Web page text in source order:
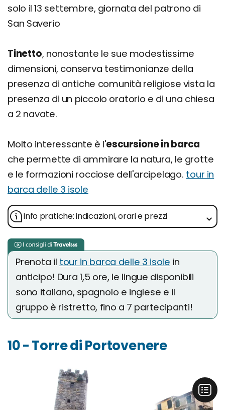
solo il 13 settembre, giornata del patrono di
San Saverio
Tinetto, nonostante le sue modestissime
dimensioni, conserva testimonianze della
presenza di antiche comunità religiose vista la
presenza di un piccolo oratorio e di una chiesa
a 2 navate.
Molto interessante è l'escursione in barca
che permette di ammirare la natura, le grotte
e le formazioni rocciose dell'arcipelago. tour in
barca delle 3 isole
Info pratiche: indicazioni, orari e prezzi
Prenota il tour in barca delle 3 isole in
anticipo! Dura 1,5 ore, le lingue disponibili
sono italiano, spagnolo e inglese e il
gruppo è ristretto, fino a 7 partecipanti!
10 - Torre di Portovenere